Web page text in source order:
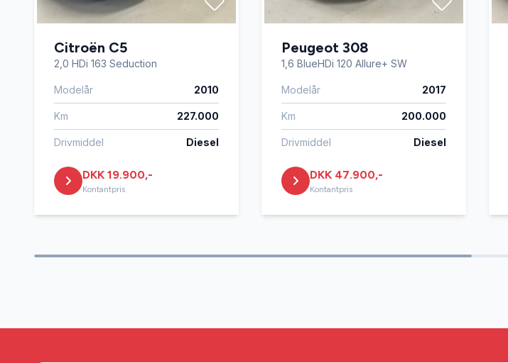
Citroën C5
2,0 HDi 163 Seduction
Modelår 2010
Km 227.000
Drivmiddel Diesel
DKK 19.900,-
Kontantpris
Peugeot 308
1,6 BlueHDi 120 Allure+ SW
Modelår 2017
Km 200.000
Drivmiddel Diesel
DKK 47.900,-
Kontantpris